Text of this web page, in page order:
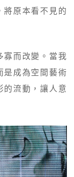
將原本看不見的
寡而改變。當我
是成為空間藝術
的流動，讓人意